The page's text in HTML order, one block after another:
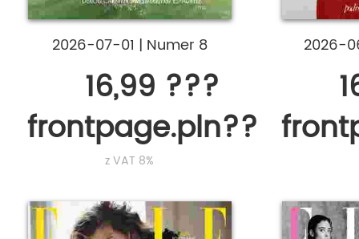
2026-07-01 | Numer 8
16,99 ???
frontpage.pln???
z VAT 8%
2026-